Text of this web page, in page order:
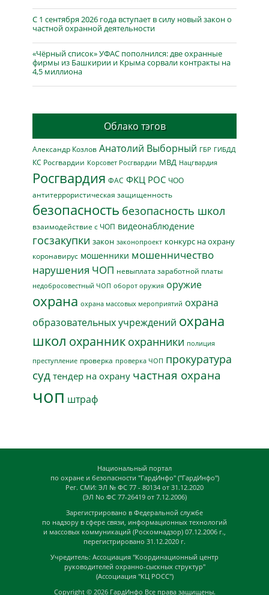
С 1 сентября 2026 года вступает в силу новый закон о
частной охранной деятельности
«Чёрный список» УФАС пополнился: две охранные
фирмы из Башкирии и Крыма сорвали контракты на
4,5 миллиона
Облако тэгов
Александр Козлов Анатолий Выборный ГБР ГИБДД
КС Росгвардии Корсовет Росгвардии МВД Нацгвардия
Росгвардия ФАС ФКЦ РОС ЧОО
антитеррористическая защищенность
безопасность безопасность школ
взаимодействие с ЧОП видеонаблюдение
госзакупки закон законопроект конкурс на охрану
коронавирус мошенники мошенничество
нарушения ЧОП невыплата заработной платы
недобросовестный ЧОП оборот оружия оружие
охрана охрана массовых мероприятий охрана
образовательных учреждений охрана
школ охранник охранники полиция
преступление проверка проверка ЧОП прокуратура
суд тендер на охрану частная охрана
чоп штраф
Национальный портал
по охране и безопасности "ГардИнфо" ("ГардИнфо")
Рег. СМИ: ЭЛ № ФС 77 - 80134 от 31.12.2020
(ЭЛ No ФС 77-26419 от 7.12.2006)
Зарегистрировано в Федеральной службе
по надзору в сфере связи, информационных технологий
и массовых коммуникаций (Роскомнадзор) 07.12.2006 г.,
перегистрировано 31.12.2020 г.
Учредитель: Ассоциация "Координационный центр
руководителей охранно-сыскных структур"
(Ассоциация "КЦ РОСС")
Copyright © 2026 ГардИнфо Все права защищены.